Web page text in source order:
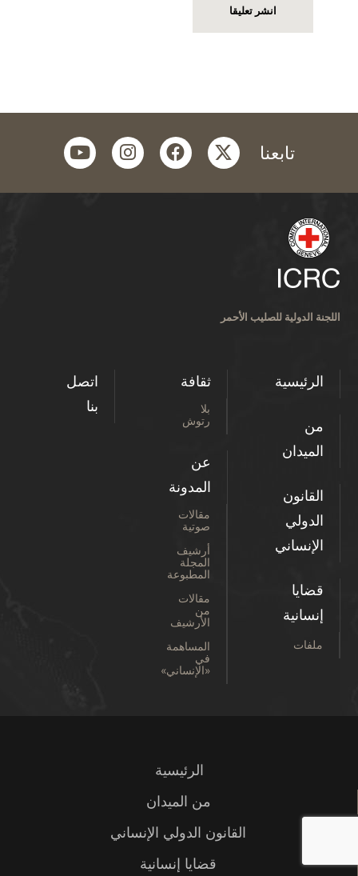
تابعنا twitter
facebook
instagram
youtube
اللجنة الدولية للصليب الأحمر
الرئيسية
من
الميدان
القانون
الدولي
الإنساني
قضايا
إنسانية
ملفات
ثقافة
بلا
رتوش
عن
المدونة
مقالات
صوتية
أرشيف
المجلة
المطبوعة
مقالات
من
الأرشيف
المساهمة
في
«الإنساني»
اتصل
بنا
الرئيسية
من الميدان
القانون الدولي الإنساني
قضايا إنسانية